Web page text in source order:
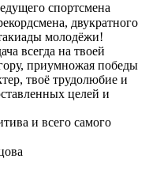
спортсмена
двукратного
молодёжи!
всегда на твоей
приумножая победы
твоё трудолюбие и
целей и
и всего самого